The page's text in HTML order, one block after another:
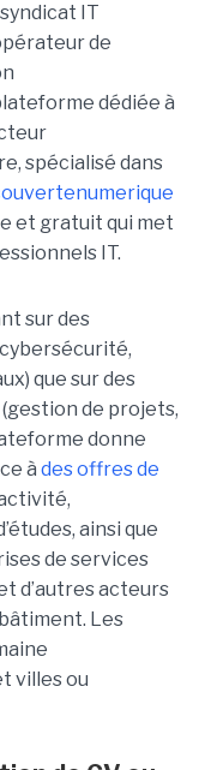
IT
de
dédiée à
spécialisé dans
et gratuit qui met
IT.
sur des
que sur des
de projets,
donne
à des offres de
ainsi que
de services
d’autres acteurs
Les
villes ou